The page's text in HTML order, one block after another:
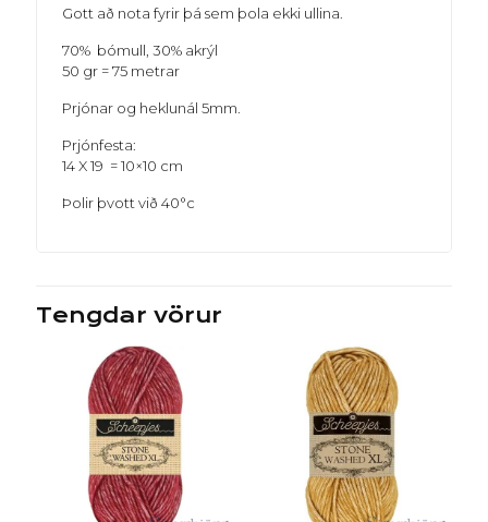
Gott að nota fyrir þá sem þola ekki ullina.
70% bómull, 30% akrýl
50 gr = 75 metrar
Prjónar og heklunál 5mm.
Prjónfesta:
14 X 19 = 10×10 cm
Þolir þvott við 40°c
Tengdar vörur